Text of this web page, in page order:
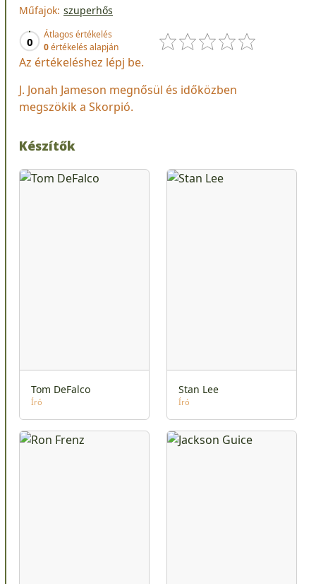
Műfajok: szuperhős
0
Átlagos értékelés
0értékelés alapján
Az értékeléshez lépj be.
J. Jonah Jameson megnősül és időközben
megszökik a Skorpió.
Készítők
Tom DeFalco
Író
Stan Lee
Író